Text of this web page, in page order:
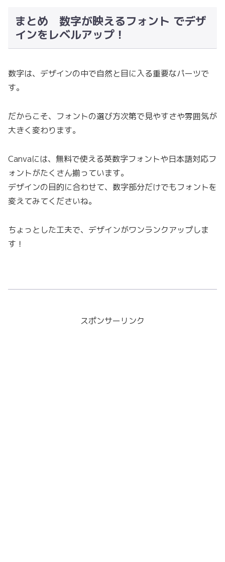
まとめ 数字が映えるフォント でデザ
インをレベルアップ！
数字は、デザインの中で自然と目に入る重要なパーツで
す。
だからこそ、フォントの選び方次第で見やすさや雰囲気が
大きく変わります。
Canvaには、無料で使える英数字フォントや日本語対応フ
ォントがたくさん揃っています。
デザインの目的に合わせて、数字部分だけでもフォントを
変えてみてくださいね。
ちょっとした工夫で、デザインがワンランクアップしま
す！
スポンサーリンク